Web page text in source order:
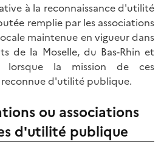
à la reconnaissance d'utilité
remplie par les associations
maintenue en vigueur dans
de la Moselle, du Bas-Rhin et
lorsque la mission de ces
reconnue d'utilité publique.
ou associations
d'utilité publique